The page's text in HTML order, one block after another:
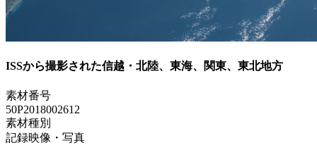
ISSから撮影された信越・北陸、東海、関東、東北地方
素材番号
50P2018002612
素材種別
記録映像・写真